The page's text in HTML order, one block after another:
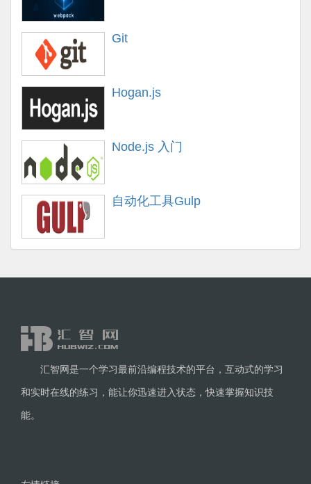
Git
Hogan.js
Node.js 入门
自动化工具Gulp
汇智网是一个学习最前沿编程技术的平台，互动式的学习
和实时在线的练习，能让你迅速进入状态，快速掌握知识技
能。